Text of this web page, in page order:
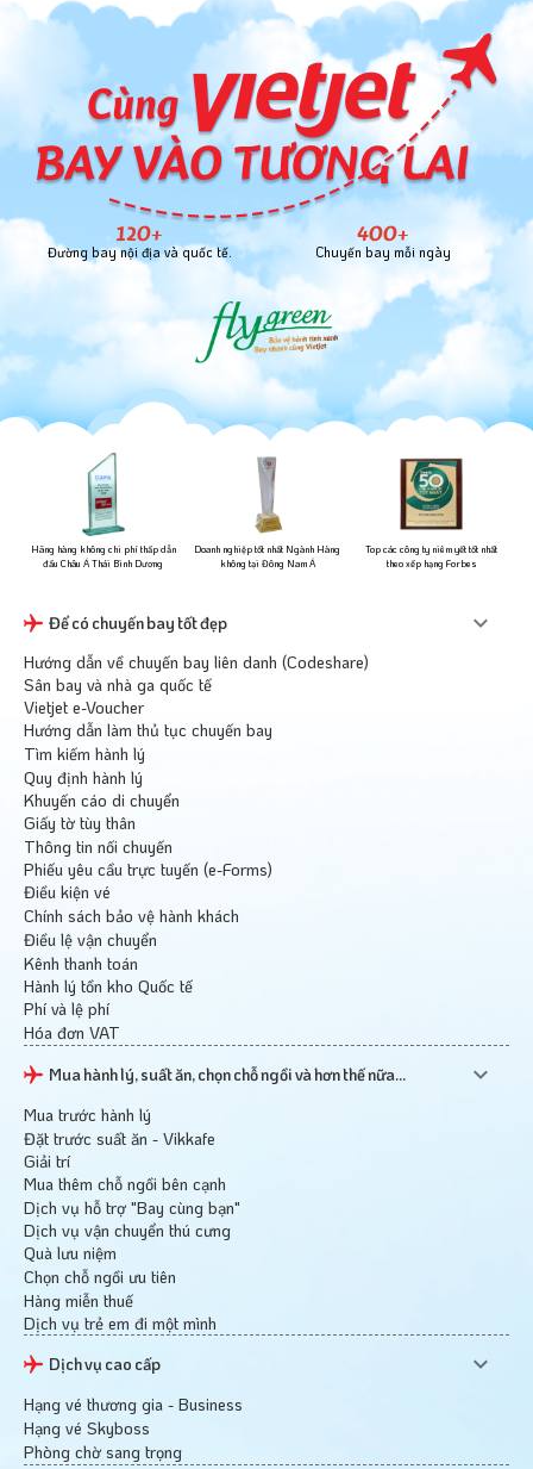
120+
Đường bay nội địa và quốc tế.
400+
Chuyến bay mỗi ngày
Hãng hàng không chi phí thấp dẫn
đầu Châu Á Thái Bình Dương
Doanh nghiệp tốt nhất Ngành Hàng
không tại Đông Nam Á
Top các công ty niêm yết tốt nhất
theo xếp hạng Forbes
Để có chuyến bay tốt đẹp
Hướng dẫn về chuyến bay liên danh (Codeshare)
Sân bay và nhà ga quốc tế
Vietjet e-Voucher
Hướng dẫn làm thủ tục chuyến bay
Tìm kiếm hành lý
Quy định hành lý
Khuyến cáo di chuyển
Giấy tờ tùy thân
Thông tin nối chuyến
Phiếu yêu cầu trực tuyến (e-Forms)
Điều kiện vé
Chính sách bảo vệ hành khách
Điều lệ vận chuyển
Kênh thanh toán
Hành lý tồn kho Quốc tế
Phí và lệ phí
Hóa đơn VAT
Mua hành lý, suất ăn, chọn chỗ ngồi và hơn thế nữa...
Mua trước hành lý
Đặt trước suất ăn - Vikkafe
Giải trí
Mua thêm chỗ ngồi bên cạnh
Dịch vụ hỗ trợ "Bay cùng bạn"
Dịch vụ vận chuyển thú cưng
Quà lưu niệm
Chọn chỗ ngồi ưu tiên
Hàng miễn thuế
Dịch vụ trẻ em đi một mình
Dịch vụ cao cấp
Hạng vé thương gia - Business
Hạng vé Skyboss
Phòng chờ sang trọng